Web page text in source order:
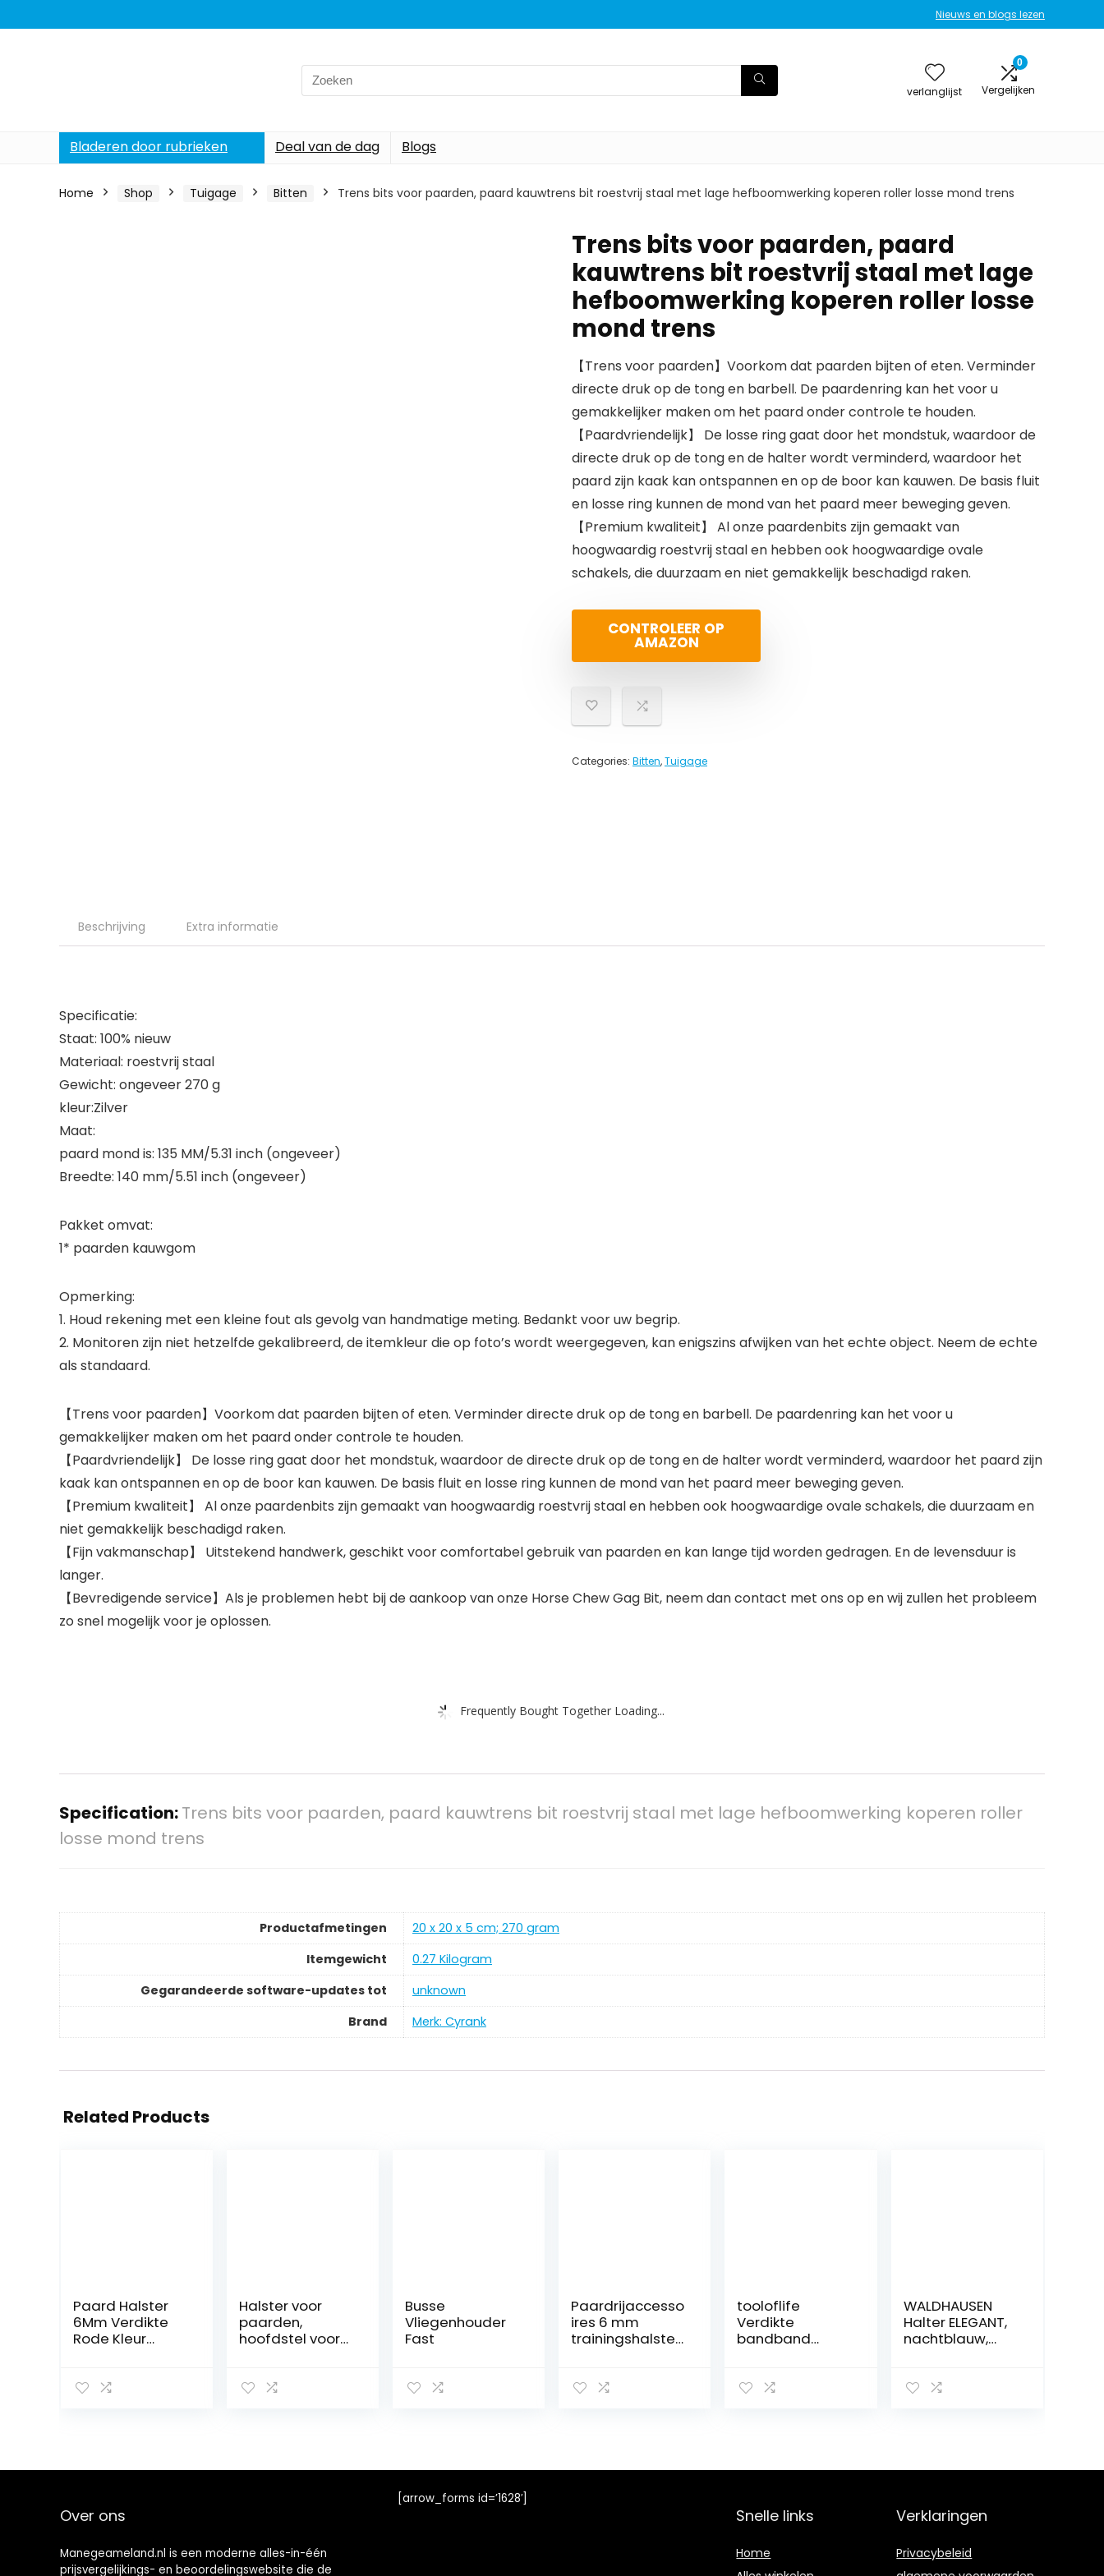
Nieuws en blogs lezen
Search
for:
verlanglijst
0
Vergelijken
Bladeren door rubrieken Deal van de dag Blogs
Home Shop Tuigage Bitten Trens bits voor paarden, paard kauwtrens bit roestvrij staal met lage hefboomwerking koperen roller losse mond trens
Trens bits voor paarden, paard
kauwtrens bit roestvrij staal met lage
hefboomwerking koperen roller losse
mond trens
【Trens voor paarden】Voorkom dat paarden bijten of eten. Verminder
directe druk op de tong en barbell. De paardenring kan het voor u
gemakkelijker maken om het paard onder controle te houden.
【Paardvriendelijk】 De losse ring gaat door het mondstuk, waardoor de
directe druk op de tong en de halter wordt verminderd, waardoor het
paard zijn kaak kan ontspannen en op de boor kan kauwen. De basis fluit
en losse ring kunnen de mond van het paard meer beweging geven.
【Premium kwaliteit】 Al onze paardenbits zijn gemaakt van
hoogwaardig roestvrij staal en hebben ook hoogwaardige ovale
schakels, die duurzaam en niet gemakkelijk beschadigd raken.
CONTROLEER OP
AMAZON
Categories: Bitten,Tuigage
Beschrijving Extra informatie
Specificatie:
Staat: 100% nieuw
Materiaal: roestvrij staal
Gewicht: ongeveer 270 g
kleur:Zilver
Maat:
paard mond is: 135 MM/5.31 inch (ongeveer)
Breedte: 140 mm/5.51 inch (ongeveer)
Pakket omvat:
1* paarden kauwgom
Opmerking:
1. Houd rekening met een kleine fout als gevolg van handmatige meting. Bedankt voor uw begrip.
2. Monitoren zijn niet hetzelfde gekalibreerd, de itemkleur die op foto’s wordt weergegeven, kan enigszins afwijken van het echte object. Neem de echte
als standaard.
【Trens voor paarden】Voorkom dat paarden bijten of eten. Verminder directe druk op de tong en barbell. De paardenring kan het voor u
gemakkelijker maken om het paard onder controle te houden.
【Paardvriendelijk】 De losse ring gaat door het mondstuk, waardoor de directe druk op de tong en de halter wordt verminderd, waardoor het paard zijn
kaak kan ontspannen en op de boor kan kauwen. De basis fluit en losse ring kunnen de mond van het paard meer beweging geven.
【Premium kwaliteit】 Al onze paardenbits zijn gemaakt van hoogwaardig roestvrij staal en hebben ook hoogwaardige ovale schakels, die duurzaam en
niet gemakkelijk beschadigd raken.
【Fijn vakmanschap】 Uitstekend handwerk, geschikt voor comfortabel gebruik van paarden en kan lange tijd worden gedragen. En de levensduur is
langer.
【Bevredigende service】Als je problemen hebt bij de aankoop van onze Horse Chew Gag Bit, neem dan contact met ons op en wij zullen het probleem
zo snel mogelijk voor je oplossen.
Frequently Bought Together Loading...
Specification:Trens bits voor paarden, paard kauwtrens bit roestvrij staal met lage hefboomwerking koperen roller
losse mond trens
Productafmetingen
‎20 x 20 x 5 cm; 270 gram
Itemgewicht
‎0.27 Kilogram
Gegarandeerde software-updates tot
‎unknown
Brand
Merk: Cyrank
Related Products
Paard Halster
6Mm Verdikte
Rode Kleur
Halster Rij-
Halster voor
paarden,
hoofdstel voor
accessoire voor
Busse
Vliegenhouder
Fast
Paardrijaccesso
ires 6 mm
trainingshalster
voor autorijden
tooloflife
Verdikte
bandband
3 kleuren Horse
rood, zwart
WALDHAUSEN
Halter ELEGANT,
nachtblauw,
Over ons
Manegeameland.nl is een moderne alles-in-één
prijsvergelijkings- en beoordelingswebsite die de
[arrow_forms id=’1628′]
Snelle links
Home
Verklaringen
Privacybeleid